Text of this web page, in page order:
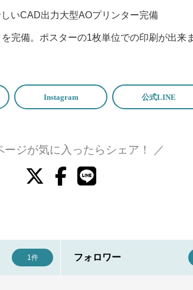
いCAD出力大型AOプリンター完備
完備。ポスターの1枚単位での印刷が出来
ージが気に入ったらシェア！ ／
1件 フォロワー